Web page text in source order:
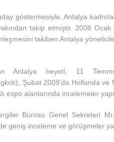
göstermesiyle, Antalya
takip etmiştir. 2008 Ocak
takiben Antalya
Antalya heyeti, 11
Şubat 2009’da Hollanda ve
expo alanlarında incelemeler
Bürosu Genel Sekreteri
geniş inceleme ve görüşmeler